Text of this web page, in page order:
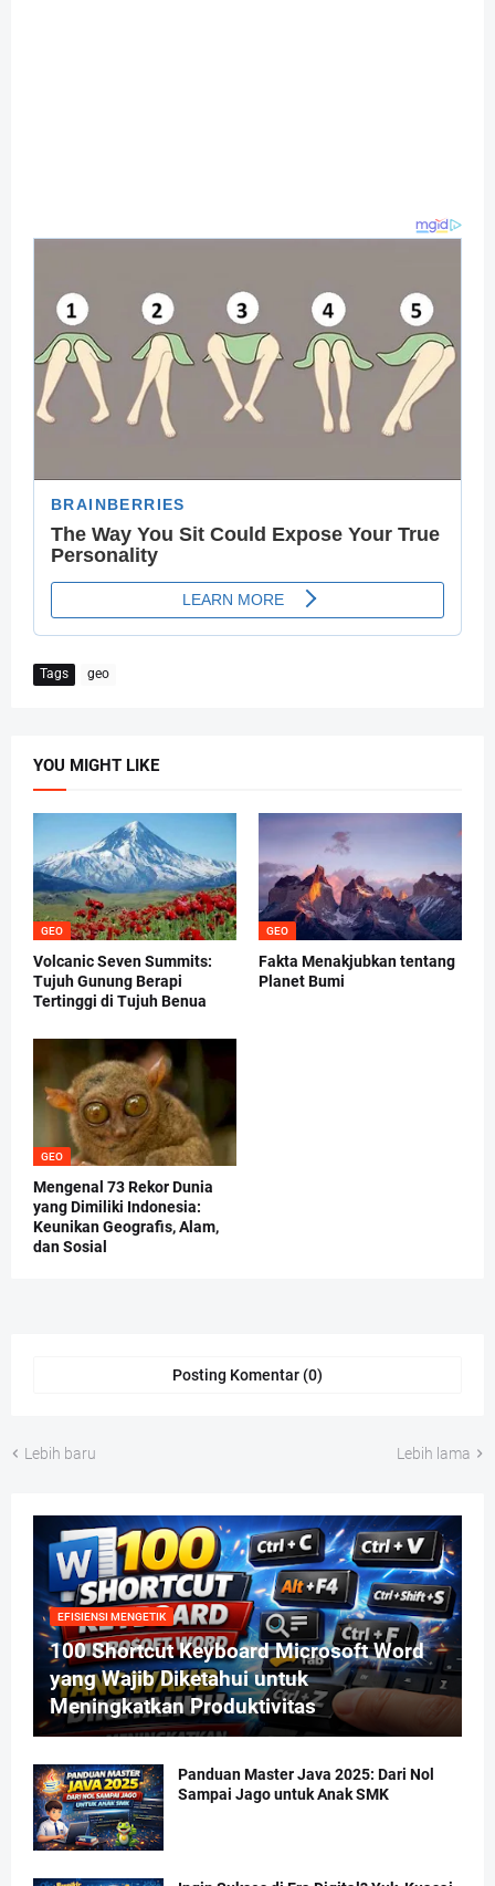
Tags geo
YOU MIGHT LIKE
GEO
Volcanic Seven Summits:
Tujuh Gunung Berapi
Tertinggi di Tujuh Benua
GEO
Fakta Menakjubkan tentang
Planet Bumi
GEO
Mengenal 73 Rekor Dunia
yang Dimiliki Indonesia:
Keunikan Geografis, Alam,
dan Sosial
Posting Komentar (0)
Lebih baru Lebih lama
EFISIENSI MENGETIK
100 Shortcut Keyboard Microsoft Word
yang Wajib Diketahui untuk
Meningkatkan Produktivitas
Panduan Master Java 2025: Dari Nol
Sampai Jago untuk Anak SMK